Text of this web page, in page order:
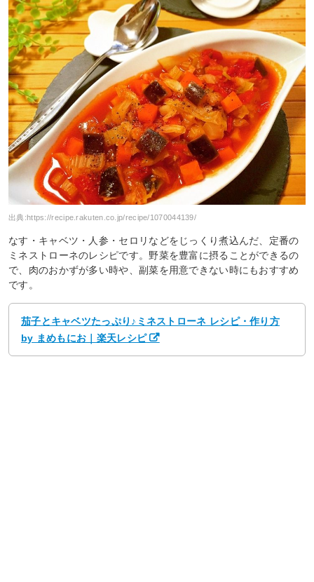
出典:https://recipe.rakuten.co.jp/recipe/1070044139/
なす・キャベツ・人参・セロリなどをじっくり煮込んだ、定番の
ミネストローネのレシピです。野菜を豊富に摂ることができるの
で、肉のおかずが多い時や、副菜を用意できない時にもおすすめ
です。
茄子とキャベツたっぷり♪ミネストローネ レシピ・作り方
by まめもにお｜楽天レシピ